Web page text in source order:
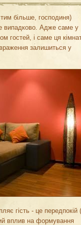
тим більше, господиня)
випадково. Адже саме у
гостей, і саме ця
залишиться у
гість - це передпокій
вплив на формування